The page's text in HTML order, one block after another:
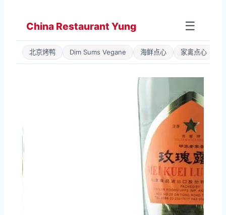
springen
China Restaurant Yung ☰
北京烤鸭 Dim Sums Vegane 海鲜点心 家禽点心